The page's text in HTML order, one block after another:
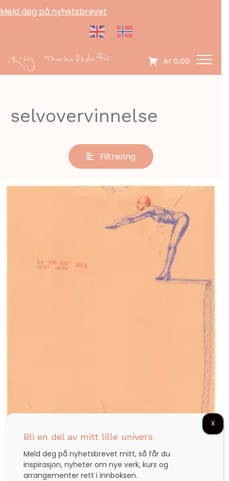
Meld deg på nyhetsbrevet
kr 0,00
selvovervinnelse
Filtrering
Den som intet våger, intet vinner (gult)
Bli en del av mitt lille univers
Meld deg på nyhetsbrevet mitt, så får du
inspirasjon, nyheter om nye verk, kurs og
arrangementer rett i innboksen.
X